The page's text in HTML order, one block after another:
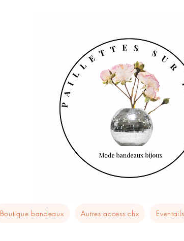
Boutique bandeaux Autres access chx Eventails